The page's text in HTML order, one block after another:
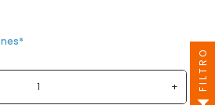
+ FILTRO